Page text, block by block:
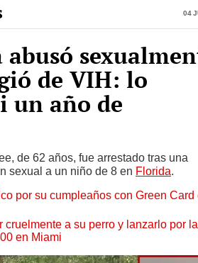
04
de VIH: lo
un año de
de 62 años, fue arrestado tras una
sexual a un niño de 8 en Florida.
por su cumpleaños con Green Card
a su perro y lanzarlo por
en Miami